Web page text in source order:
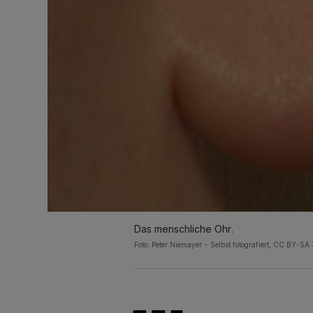
Das menschliche Ohr.
Foto: Peter Niemayer - Selbst fotografiert, CC BY-SA